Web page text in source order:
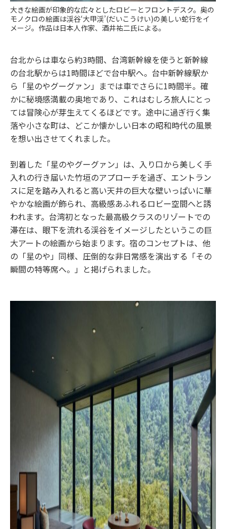
大きな絵画が印象的な広々としたロビーとフロントデスク。奥の
モノクロの絵画は渓谷‘大甲渓’(だいこうけい)の美しい蛇行をイ
メージ。作品は日本人作家、酒井祐二氏による。
台北からは車なら約3時間、台湾新幹線を使うと新幹線
の台北駅からは1時間ほどで台中駅へ。台中新幹線駅か
ら「星のやグーグァン」までは車でさらに1時間半。確
かに秘境感満載の奥地であり、これはむしろ旅人にとっ
ては冒険心が芽生えてくるほどです。途中に過ぎ行く集
落や小さな町は、どこか懐かしい日本の昭和時代の風景
を想い出させてくれました。
到着した「星のやグーグァン」は、入り口から美しく手
入れの行き届いた竹垣のアプローチを過ぎ、エントラン
スに足を踏み入れると高い天井の巨大な壁いっぱいに華
やかな絵画が飾られ、高級感あふれるロビー空間へと誘
われます。台湾初となった最高級クラスのリゾートでの
滞在は、眼下を流れる渓谷をイメージしたというこの巨
大アートの絵画から始まります。宿のコンセプトは、他
の「星のや」同様、圧倒的な非日常感を演出する「その
瞬間の特等席へ。」と掲げられました。